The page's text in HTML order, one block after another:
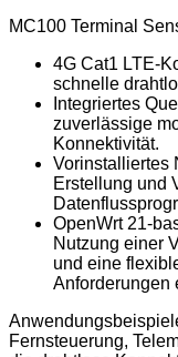
MC100 Terminal
4G Cat1 LTE-
schnelle
Integriertes
zuverlässige
Konnektivität.
Vorinstalliertes
Erstellung und
OpenWrt 21-
Nutzung einer
und eine
Anforderungen
Fernsteuerung,